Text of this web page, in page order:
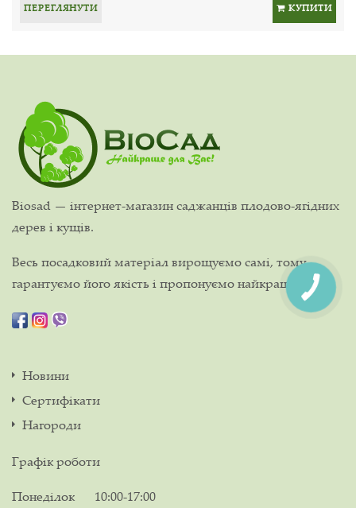
ПЕРЕГЛЯНУТИ КУПИТИ
Biosad — інтернет-магазин саджанців плодово-ягідних
дерев і кущів.
Весь посадковий матеріал вирощуємо самі, тому
гарантуємо його якість і пропонуємо найкращі ціни!
Новини
Сертифікати
Нагороди
Графік роботи
Понеділок
10:00-17:00